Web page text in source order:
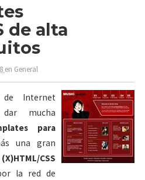
de alta
en General
Internet
mucha
para
una gran
(X)HTML/CSS
la red de